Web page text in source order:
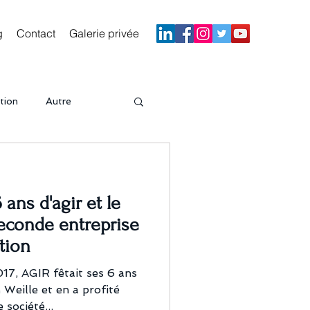
Contact Galerie privée
Autre
ans d'agir et le
entreprise
AGIR fêtait ses 6 ans
Weille et en a profité
société...